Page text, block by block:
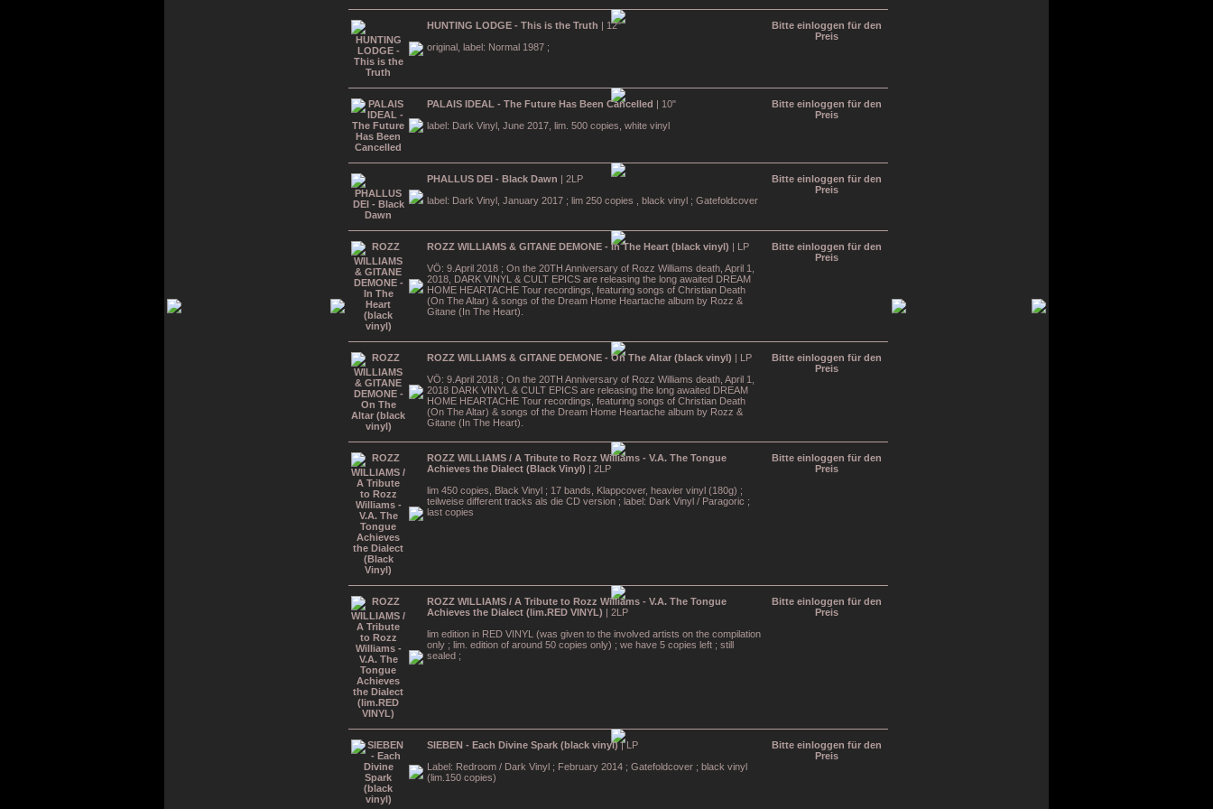
HUNTING LODGE - This is the Truth | 12"
original, label: Normal 1987 ;
Bitte einloggen für den
Preis
PALAIS IDEAL - The Future Has Been Cancelled | 10"
label: Dark Vinyl, June 2017, lim. 500 copies, white vinyl
Bitte einloggen für den
Preis
PHALLUS DEI - Black Dawn | 2LP
label: Dark Vinyl, January 2017 ; lim 250 copies , black vinyl ; Gatefoldcover
Bitte einloggen für den
Preis
ROZZ WILLIAMS & GITANE DEMONE - In The Heart (black vinyl) | LP
VÖ: 9.April 2018 ; On the 20TH Anniversary of Rozz Williams death, April 1,
2018, DARK VINYL & CULT EPICS are releasing the long awaited DREAM
HOME HEARTACHE Tour recordings, featuring songs of Christian Death
(On The Altar) & songs of the Dream Home Heartache album by Rozz &
Gitane (In The Heart).
Bitte einloggen für den
Preis
ROZZ WILLIAMS & GITANE DEMONE - On The Altar (black vinyl) | LP
VÖ: 9.April 2018 ; On the 20TH Anniversary of Rozz Williams death, April 1,
2018 DARK VINYL & CULT EPICS are releasing the long awaited DREAM
HOME HEARTACHE Tour recordings, featuring songs of Christian Death
(On The Altar) & songs of the Dream Home Heartache album by Rozz &
Gitane (In The Heart).
Bitte einloggen für den
Preis
ROZZ WILLIAMS / A Tribute to Rozz Williams - V.A. The Tongue
Achieves the Dialect (Black Vinyl) | 2LP
lim 450 copies, Black Vinyl ; 17 bands, Klappcover, heavier vinyl (180g) ;
teilweise different tracks als die CD version ; label: Dark Vinyl / Paragoric ;
last copies
Bitte einloggen für den
Preis
ROZZ WILLIAMS / A Tribute to Rozz Williams - V.A. The Tongue
Achieves the Dialect (lim.RED VINYL) | 2LP
lim edition in RED VINYL (was given to the involved artists on the compilation
only ; lim. edition of around 50 copies only) ; we have 5 copies left ; still
sealed ;
Bitte einloggen für den
Preis
SIEBEN - Each Divine Spark (black vinyl)| LP
Label: Redroom / Dark Vinyl ; February 2014 ; Gatefoldcover ; black vinyl
(lim.150 copies)
Bitte einloggen für den
Preis